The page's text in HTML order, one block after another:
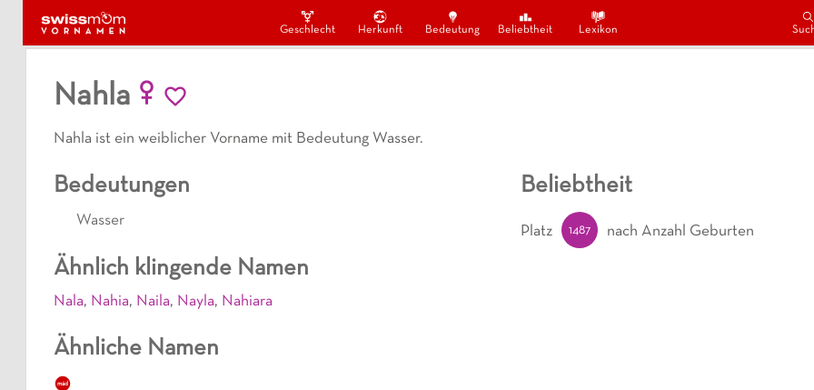
Geschlecht Herkunft Bedeutung Beliebtheit Lexikon
Nahla
Nahla ist ein weiblicher Vorname mit Bedeutung Wasser.
Bedeutungen
Wasser
Ähnlich klingende Namen
Nala, Nahia, Naila, Nayla, Nahiara
Ähnliche Namen
mäd
Beliebtheit
Platz 1487 nach Anzahl Geburten